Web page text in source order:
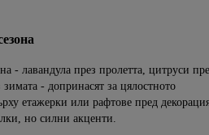
- лавандула през пролетта, цитруси
- допринасят за цялостното
етажерки или рафтове пред
но силни акценти.